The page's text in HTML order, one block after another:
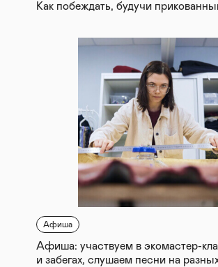
Как побеждать, будучи
Афиша
Афиша: участвуем в экомастер-
и забегах, слушаем песни на